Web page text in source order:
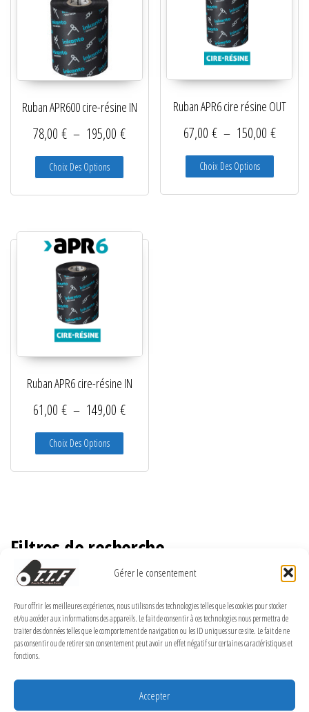
Gérer le consentement
Pour offrir les meilleures expériences, nous utilisons des technologies telles que les cookies pour stocker
et/ou accéder aux informations des appareils. Le fait de consentir à ces technologies nous permettra de
traiter des données telles que le comportement de navigation ou les ID uniques sur ce site. Le fait de ne
pas consentir ou de retirer son consentement peut avoir un effet négatif sur certaines caractéristiques et
fonctions.
Accepter
Ruban APR600 cire-résine IN
78,00€ – 195,00€Plage de prix : 78,00 € à 195,00 €
Choix Des Options Ce produit a plusieurs variations. Les options
Ruban APR6 cire résine OUT
67,00 € – 150,00 €Plage
Choix Des Options Ce
Ruban APR6 cire-résine IN
61,00€ – 149,00€Plage de prix : 61,00 € à 149,00 €
Choix Des Options
Filtres de recherche
MENTIONS LÉGALES
Politique de confidentialité
Conditions Générales de Vente